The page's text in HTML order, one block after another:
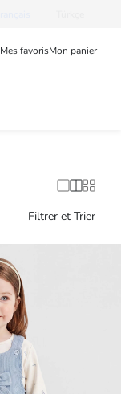
Mes favorisMon panier
Filtrer et Trier